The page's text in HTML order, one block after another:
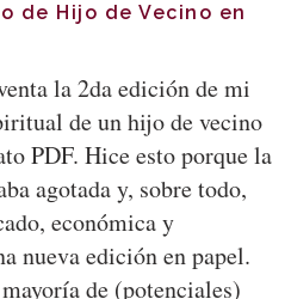
de Hijo de Vecino en
la 2da edición de mi
de un hijo de vecino
PDF. Hice esto porque la
agotada y, sobre todo,
económica y
nueva edición en papel.
de (potenciales)